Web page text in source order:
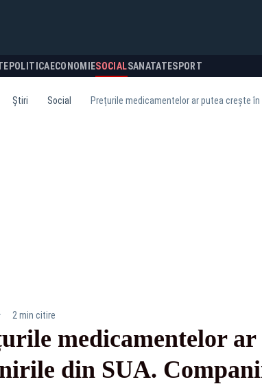
POLITICA ECONOMIESOCIALSANATATESPORT
Știri Social Prețurile medicamentelor ar putea crește
2 min citire
medicamentelor
din SUA.